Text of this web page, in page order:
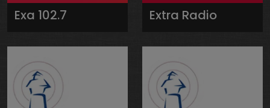
Exa 102.7 Extra Radio